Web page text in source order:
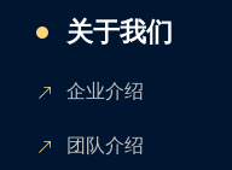
关于我们
企业介绍
团队介绍